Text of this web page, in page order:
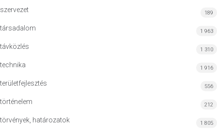
szervezet 189
társadalom 1 963
távközlés 1 310
technika 1 916
területfejlesztés 556
történelem 212
törvények, határozatok 1 805